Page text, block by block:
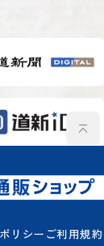
リシー ご利用規約